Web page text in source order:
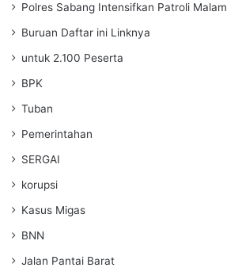
Polres Sabang Intensifkan Patroli Malam
Buruan Daftar ini Linknya
untuk 2.100 Peserta
BPK
Tuban
Pemerintahan
SERGAI
korupsi
Kasus Migas
BNN
Jalan Pantai Barat